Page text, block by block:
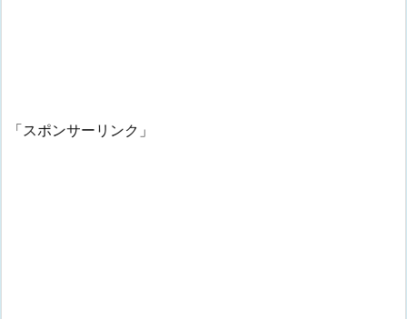
「スポンサーリンク」